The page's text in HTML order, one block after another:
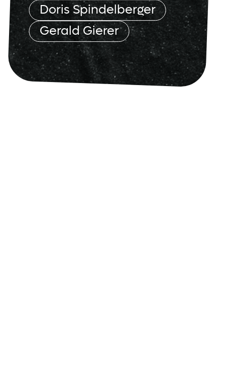
Doris Spindelberger
Gerald Gierer